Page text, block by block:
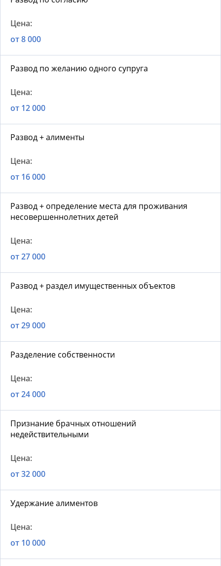
от 8 000
Развод по желанию одного супруга
от 12 000
Развод + алименты
от 16 000
Развод + определение места для проживания
несовершеннолетних детей
от 27 000
Развод + раздел имущественных объектов
от 29 000
Разделение собственности
от 24 000
Признание брачных отношений
недействительными
от 32 000
Удержание алиментов
от 10 000